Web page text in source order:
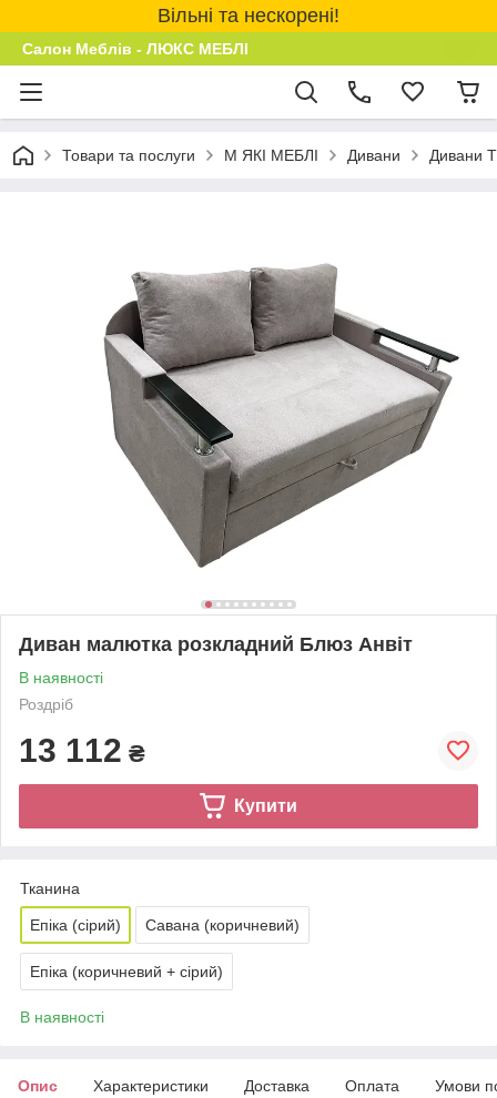
Вільні та нескорені!
Салон Меблів - ЛЮКС МЕБЛІ
Товари та послуги М ЯКІ МЕБЛІ Дивани Дивани
Диван малютка розкладний Блюз Анвіт
В наявності
Роздріб
13 112 ₴
Купити
Тканина
Епіка (сірий) Савана (коричневий)
Епіка (коричневий + сірий)
В наявності
Опис Характеристики Доставка Оплата Умови